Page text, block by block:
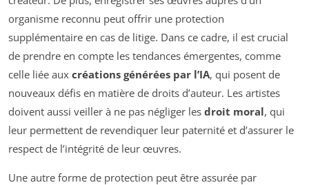
organisme reconnu peut offrir une protection
supplémentaire en cas de litige. Dans ce cadre, il est crucial
de prendre en compte les tendances émergentes, comme
celle liée aux créations générées par l’IA, qui posent de
nouveaux défis en matière de droits d’auteur. Les artistes
doivent aussi veiller à ne pas négliger les droit moral, qui
leur permettent de revendiquer leur paternité et d’assurer le
respect de l’intégrité de leur œuvres.
Une autre forme de protection peut être assurée par